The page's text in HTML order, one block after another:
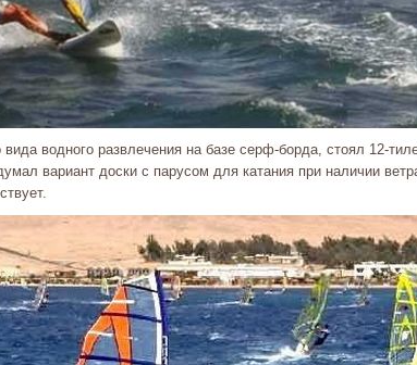
водного развлечения на базе серф-борда, стоял 12-
вариант доски с парусом для катания при наличии